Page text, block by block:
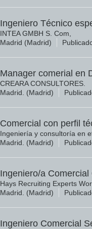
Ingeniero Técnico
INTEA GMBH S. Com,
Madrid (Madrid)
Manager comerial en
CREARA CONSULTORES.
Madrid. (Madrid)
Comercial con perfil
Ingeniería y consultoría en
Madrid. (Madrid)
Ingeniero/a Comercial
Hays Recruiting Experts
Madrid. (Madrid)
Ingeniero Comercial